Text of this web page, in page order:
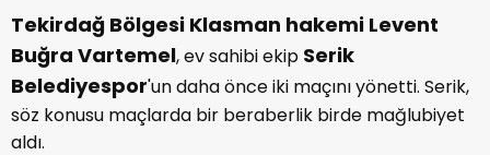
Tekirdağ Bölgesi Klasman hakemi Levent
Buğra Vartemel, ev sahibi ekip Serik
Belediyespor'un daha önce iki maçını yönetti. Serik,
söz konusu maçlarda bir beraberlik birde mağlubiyet
aldı.